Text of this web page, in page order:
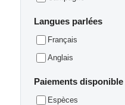
Langues parlées
Français
Anglais
Paiements disponible
Espèces